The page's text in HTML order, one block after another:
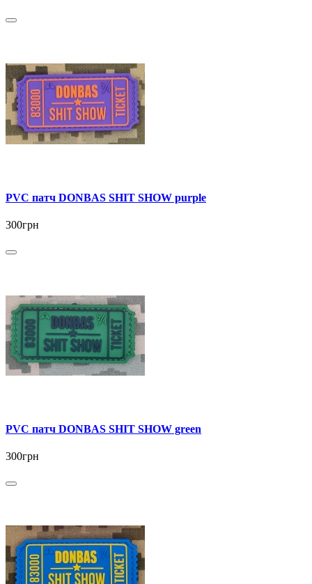
PVC патч DONBAS SHIT SHOW purple
300грн
PVC патч DONBAS SHIT SHOW green
300грн